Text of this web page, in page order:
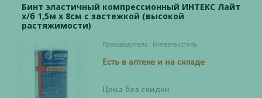
Бинт эластичный компрессионный ИНТЕКС Лайт
х/б 1,5м х 8см с застежкой (высокой
растяжимости)
Производитель: Интертекстиль
Есть в аптеке и на складе
Цена без скидки